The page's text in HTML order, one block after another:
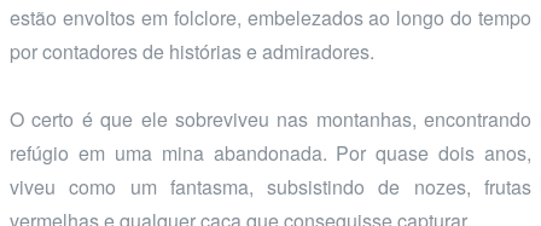
estão envoltos em folclore, embelezados ao longo do tempo
por contadores de histórias e admiradores.
O certo é que ele sobreviveu nas montanhas, encontrando
refúgio em uma mina abandonada. Por quase dois anos,
viveu como um fantasma, subsistindo de nozes, frutas